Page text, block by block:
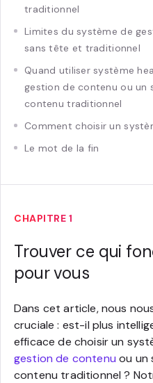
traditionnel
Limites du système de
sans tête et traditionnel
Quand utiliser système
gestion de contenu ou un
contenu traditionnel
Comment choisir un
Le mot de la fin
CHAPITRE 1
Trouver ce qui
pour vous
Dans cet article, nous
cruciale : est-il plus
efficace de choisir un
gestion de contenu ou un
contenu traditionnel ?